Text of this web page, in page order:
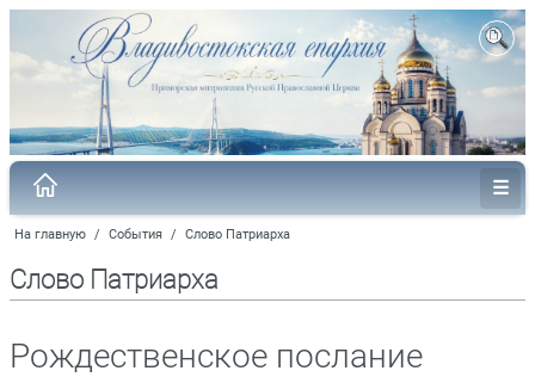
На главную / События / Слово Патриарха
Слово Патриарха
Рождественское послание